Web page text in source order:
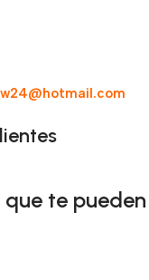
te pueden